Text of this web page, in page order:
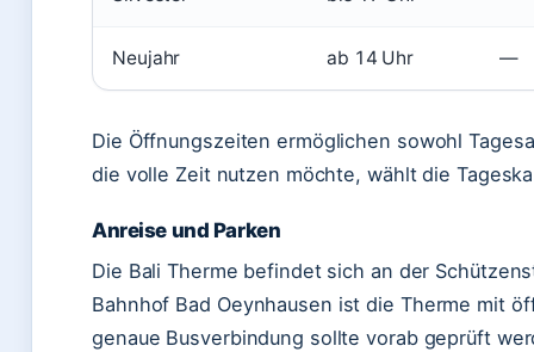
Neujahr ab 14 Uhr —
Die Öffnungszeiten ermöglichen sowohl
die volle Zeit nutzen möchte, wählt die
Anreise und Parken
Die Bali Therme befindet sich an der
Bahnhof Bad Oeynhausen ist die Therme mit
genaue Busverbindung sollte vorab geprüft